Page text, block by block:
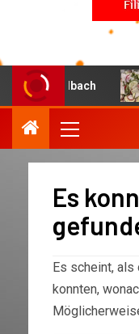
Es
Es scheint,
konnten,